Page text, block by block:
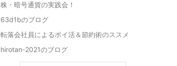
株・暗号通貨の実践会！
63d1bのブログ
転落会社員によるポイ活＆節約術のススメ
hirotan-2021のブログ